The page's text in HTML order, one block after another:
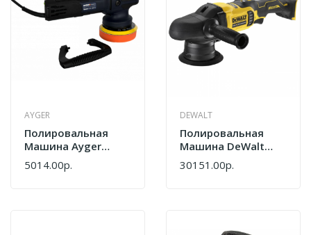
AYGER
Полировальная
Машина Ayger
APV900/150
5014.00р.
DEWALT
Полировальная
Машина DeWalt
DCM848N-XJ
30151.00р.